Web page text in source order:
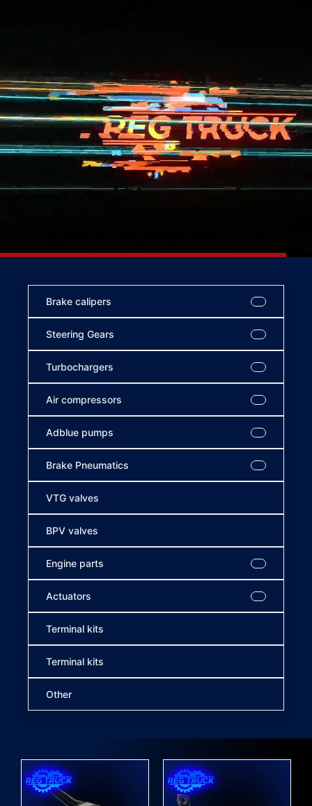
Brake calipers
Steering Gears
Turbochargers
Air compressors
Adblue pumps
Brake Pneumatics
VTG valves
BPV valves
Engine parts
Actuators
Terminal kits
Terminal kits
Other